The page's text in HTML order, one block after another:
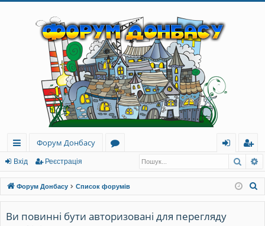
ви
дк
и
й
Форум Донбасу
ру
м
и
д
еє
ст
ра
Вхід Реєстрація
Форум Донбасу Список форумів
Ви повинні бути авторизовані для перегляду